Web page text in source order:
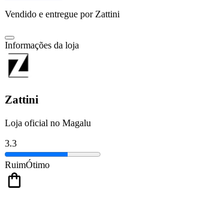
Vendido e entregue por Zattini
Informações da loja
Zattini
Loja oficial no Magalu
3.3
RuimÓtimo